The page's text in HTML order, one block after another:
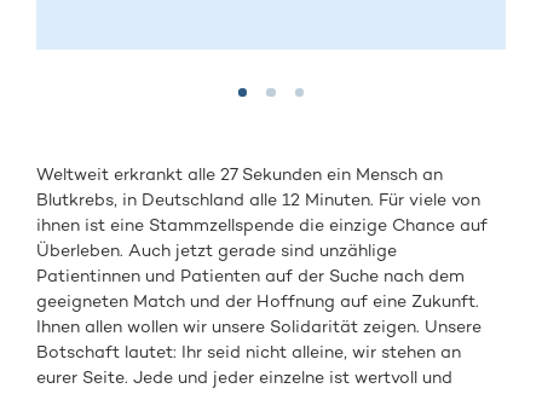
Weltweit erkrankt alle 27 Sekunden ein Mensch an
Blutkrebs, in Deutschland alle 12 Minuten. Für viele von
ihnen ist eine Stammzellspende die einzige Chance auf
Überleben. Auch jetzt gerade sind unzählige
Patientinnen und Patienten auf der Suche nach dem
geeigneten Match und der Hoffnung auf eine Zukunft.
Ihnen allen wollen wir unsere Solidarität zeigen. Unsere
Botschaft lautet: Ihr seid nicht alleine, wir stehen an
eurer Seite. Jede und jeder einzelne ist wertvoll und